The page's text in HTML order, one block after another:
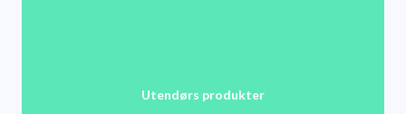
Utendørs produkter